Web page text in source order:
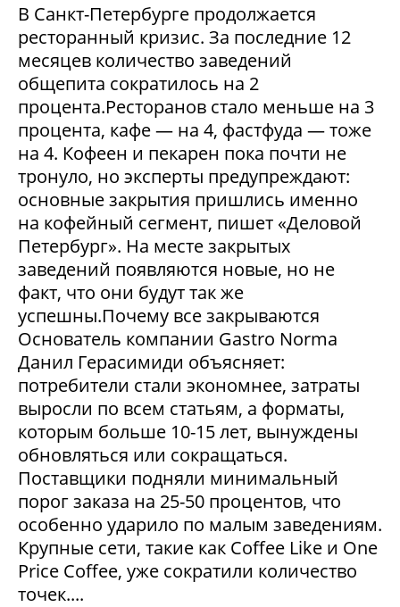
В Санкт-Петербурге продолжается
ресторанный кризис. За последние 12
месяцев количество заведений
общепита сократилось на 2
процента.Ресторанов стало меньше на 3
процента, кафе — на 4, фастфуда — тоже
на 4. Кофеен и пекарен пока почти не
тронуло, но эксперты предупреждают:
основные закрытия пришлись именно
на кофейный сегмент, пишет «Деловой
Петербург». На месте закрытых
заведений появляются новые, но не
факт, что они будут так же
успешны.Почему все закрываются
Основатель компании Gastro Norma
Данил Герасимиди объясняет:
потребители стали экономнее, затраты
выросли по всем статьям, а форматы,
которым больше 10-15 лет, вынуждены
обновляться или сокращаться.
Поставщики подняли минимальный
порог заказа на 25-50 процентов, что
особенно ударило по малым заведениям.
Крупные сети, такие как Coffee Like и One
Price Coffee, уже сократили количество
точек....